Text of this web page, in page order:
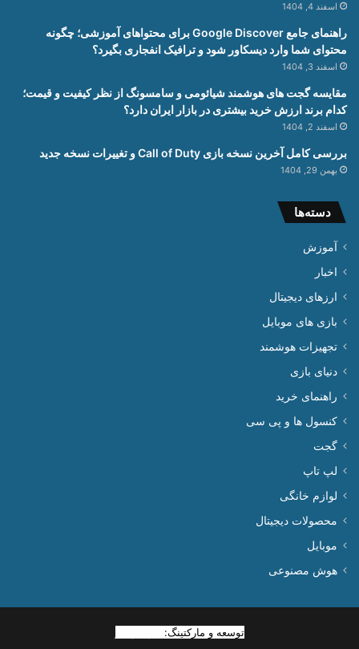
اسفند 4, 1404
راهنمای جامع Google Discover برای محتواهای آموزشی؛ چگونه
محتوای شما وارد دیسکاور شود و ترافیک انفجاری بگیرد؟
اسفند 3, 1404
مقایسه گجت های هوشمند شیائومی و سامسونگ از نظر کیفیت و قیمت؛
کدام برند ارزش خرید بیشتری در بازار ایران دارد؟
اسفند 2, 1404
بررسی کامل آخرین نسخه بازی Call of Duty و تغییرات نسخه جدید
بهمن 29, 1404
دسته‌ها
آموزش
اخبار
ارزهای دیجیتال
بازی های موبایل
تجهیزات هوشمند
دنیای بازی
راهنمای خرید
کنسول ها و پی سی
گجت
لپ تاپ
لوازم خانگی
محصولات دیجیتال
موبایل
هوش مصنوعی
توسعه و مارکتینگ: